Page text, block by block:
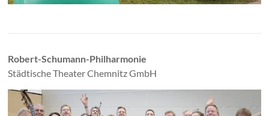
Robert-Schumann-Philharmonie
Städtische Theater Chemnitz GmbH